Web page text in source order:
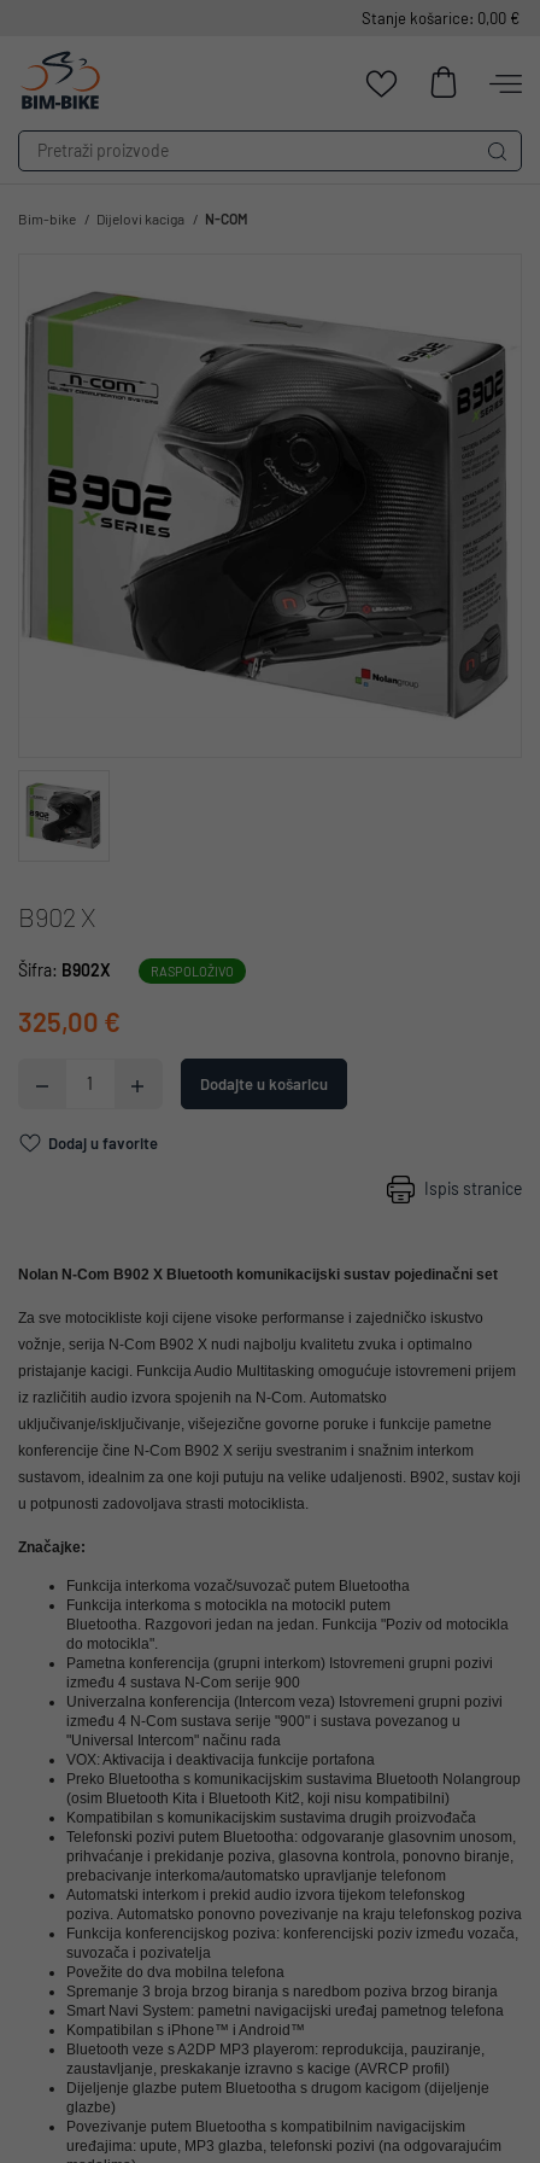
Stanje košarice: 0,00 €
Bim-bike Dijelovi kaciga N-COM
B902 X
Šifra: B902X RASPOLOŽIVO
325,00 €
Dodajte u košaricu
Dodaj u favorite
Ispis stranice
Nolan N-Com B902 X Bluetooth komunikacijski sustav pojedinačni set
Za sve motocikliste koji cijene visoke performanse i zajedničko iskustvo
vožnje, serija N-Com B902 X nudi najbolju kvalitetu zvuka i optimalno
pristajanje kacigi. Funkcija Audio Multitasking omogućuje istovremeni prijem
iz različitih audio izvora spojenih na N-Com. Automatsko
uključivanje/isključivanje, višejezične govorne poruke i funkcije pametne
konferencije čine N-Com B902 X seriju svestranim i snažnim interkom
sustavom, idealnim za one koji putuju na velike udaljenosti. B902, sustav koji
u potpunosti zadovoljava strasti motociklista.
Značajke:
Funkcija interkoma vozač/suvozač putem Bluetootha
Funkcija interkoma s motocikla na motocikl putem
Bluetootha. Razgovori jedan na jedan. Funkcija "Poziv od motocikla
do motocikla".
Pametna konferencija (grupni interkom) Istovremeni grupni pozivi
između 4 sustava N-Com serije 900
Univerzalna konferencija (Intercom veza) Istovremeni grupni pozivi
između 4 N-Com sustava serije "900" i sustava povezanog u
"Universal Intercom" načinu rada
VOX: Aktivacija i deaktivacija funkcije portafona
Preko Bluetootha s komunikacijskim sustavima Bluetooth Nolangroup
(osim Bluetooth Kita i Bluetooth Kit2, koji nisu kompatibilni)
Kompatibilan s komunikacijskim sustavima drugih proizvođača
Telefonski pozivi putem Bluetootha: odgovaranje glasovnim unosom,
prihvaćanje i prekidanje poziva, glasovna kontrola, ponovno biranje,
prebacivanje interkoma/automatsko upravljanje telefonom
Automatski interkom i prekid audio izvora tijekom telefonskog
poziva. Automatsko ponovno povezivanje na kraju telefonskog poziva
Funkcija konferencijskog poziva: konferencijski poziv između vozača,
suvozača i pozivatelja
Povežite do dva mobilna telefona
Spremanje 3 broja brzog biranja s naredbom poziva brzog biranja
Smart Navi System: pametni navigacijski uređaj pametnog telefona
Kompatibilan s iPhone™ i Android™
Bluetooth veze s A2DP MP3 playerom: reprodukcija, pauziranje,
zaustavljanje, preskakanje izravno s kacige (AVRCP profil)
Dijeljenje glazbe putem Bluetootha s drugom kacigom (dijeljenje
glazbe)
Povezivanje putem Bluetootha s kompatibilnim navigacijskim
uređajima: upute, MP3 glazba, telefonski pozivi (na odgovarajućim